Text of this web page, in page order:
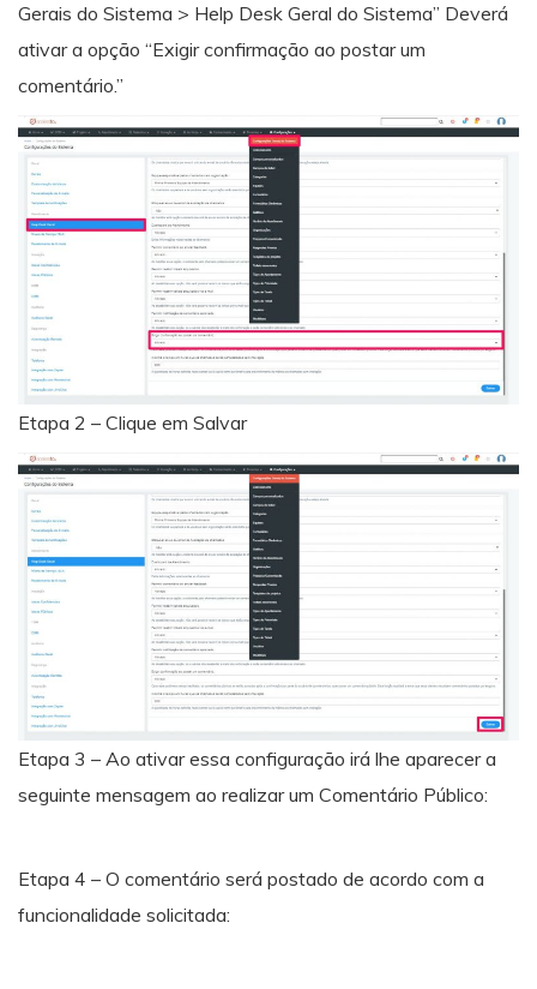
Gerais do Sistema > Help Desk Geral do Sistema” Deverá
ativar a opção “Exigir confirmação ao postar um
comentário.”
Etapa 2 – Clique em Salvar
Etapa 3 – Ao ativar essa configuração irá lhe aparecer a
seguinte mensagem ao realizar um Comentário Público:
Etapa 4 – O comentário será postado de acordo com a
funcionalidade solicitada: